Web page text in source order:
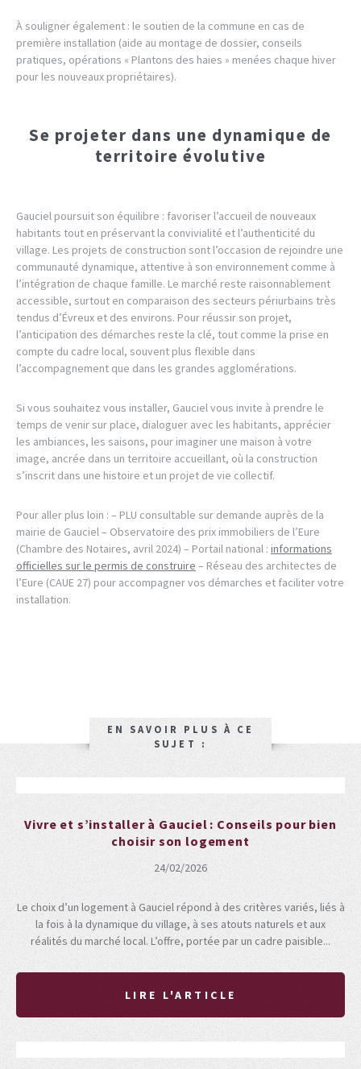
À souligner également : le soutien de la commune en cas de
première installation (aide au montage de dossier, conseils
pratiques, opérations « Plantons des haies » menées chaque hiver
pour les nouveaux propriétaires).
Se projeter dans une dynamique de
territoire évolutive
Gauciel poursuit son équilibre : favoriser l’accueil de nouveaux
habitants tout en préservant la convivialité et l’authenticité du
village. Les projets de construction sont l’occasion de rejoindre une
communauté dynamique, attentive à son environnement comme à
l’intégration de chaque famille. Le marché reste raisonnablement
accessible, surtout en comparaison des secteurs périurbains très
tendus d’Évreux et des environs. Pour réussir son projet,
l’anticipation des démarches reste la clé, tout comme la prise en
compte du cadre local, souvent plus flexible dans
l’accompagnement que dans les grandes agglomérations.
Si vous souhaitez vous installer, Gauciel vous invite à prendre le
temps de venir sur place, dialoguer avec les habitants, apprécier
les ambiances, les saisons, pour imaginer une maison à votre
image, ancrée dans un territoire accueillant, où la construction
s’inscrit dans une histoire et un projet de vie collectif.
Pour aller plus loin : – PLU consultable sur demande auprès de la
mairie de Gauciel – Observatoire des prix immobiliers de l’Eure
(Chambre des Notaires, avril 2024) – Portail national : informations
officielles sur le permis de construire – Réseau des architectes de
l’Eure (CAUE 27) pour accompagner vos démarches et faciliter votre
installation.
EN SAVOIR PLUS À CE
SUJET :
Vivre et s’installer à Gauciel : Conseils pour bien
choisir son logement
24/02/2026
Le choix d’un logement à Gauciel répond à des critères variés, liés à
la fois à la dynamique du village, à ses atouts naturels et aux
réalités du marché local. L’offre, portée par un cadre paisible...
LIRE L'ARTICLE